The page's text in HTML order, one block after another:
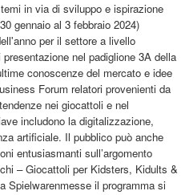
in via di sviluppo e ispirazione
gennaio al 3 febbraio 2024)
per il settore a livello
nel padiglione 3A della
conoscenze del mercato e idee
Forum relatori provenienti da
nei giocattoli e nel
includono la digitalizzazione,
artificiale. Il pubblico può anche
entusiasmanti sull’argomento
– Giocattoli per Kidsters, Kidults &
Spielwarenmesse il programma si